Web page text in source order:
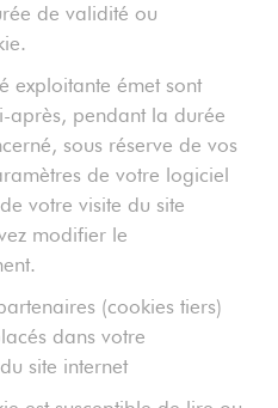
de validité ou
exploitante émet sont
après, pendant la durée
sous réserve de vos
de votre logiciel
votre visite du site
modifier le
(cookies tiers)
dans votre
site internet